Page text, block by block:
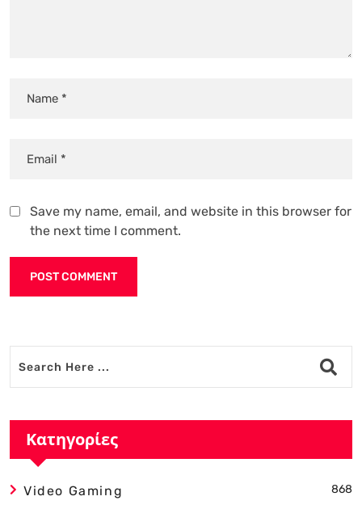
Save my name, email, and website in this browser for
the next time I comment.
Κατηγορίες
Video Gaming 868